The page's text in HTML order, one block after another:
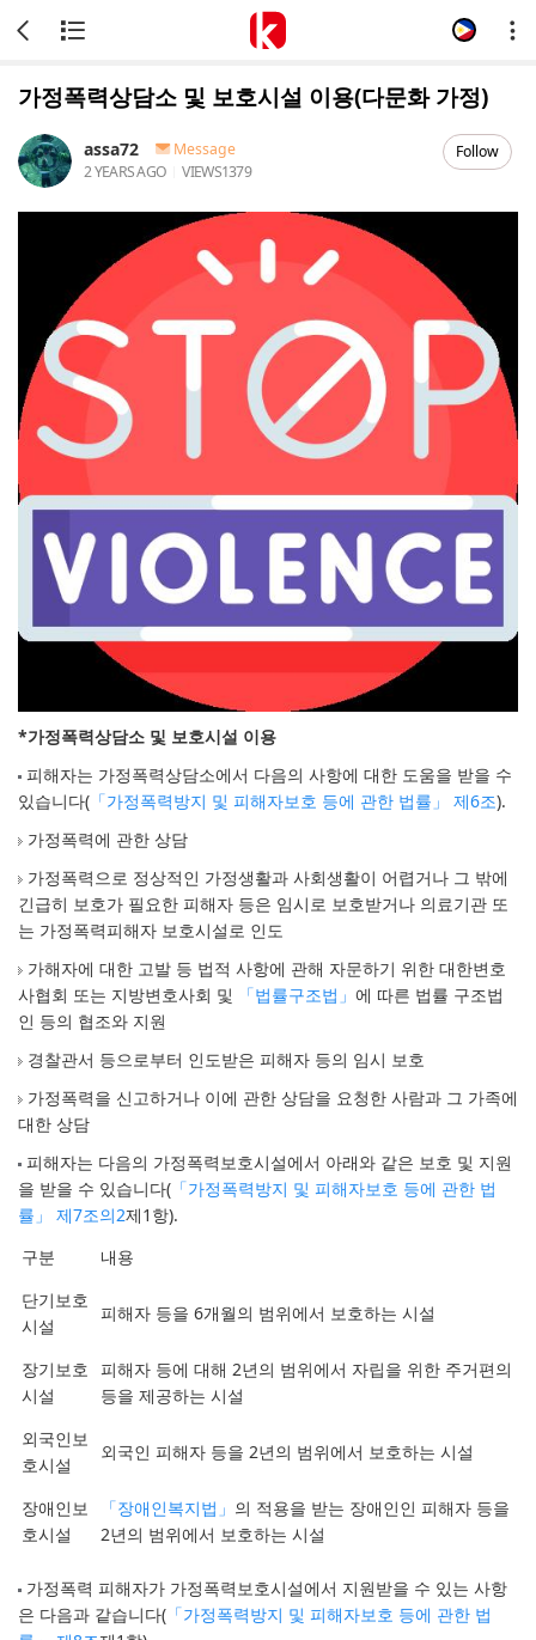
가정폭력상담소 및 보호시설 이용(다문화 가정)
assa72
Message
2 YEARS AGO
VIEWS1379
Follow
*가정폭력상담소 및 보호시설 이용
피해자는 가정폭력상담소에서 다음의 사항에 대한 도움을 받을 수
있습니다( 「가정폭력방지 및 피해자보호 등에 관한 법률」 제6조).
가정폭력에 관한 상담
가정폭력으로 정상적인 가정생활과 사회생활이 어렵거나 그 밖에
긴급히 보호가 필요한 피해자 등은 임시로 보호받거나 의료기관 또
는 가정폭력피해자 보호시설로 인도
가해자에 대한 고발 등 법적 사항에 관해 자문하기 위한 대한변호
사협회 또는 지방변호사회 및
「법률구조법」 에 따른 법률 구조법
인 등의 협조와 지원
경찰관서 등으로부터 인도받은 피해자 등의 임시 보호
가정폭력을 신고하거나 이에 관한 상담을 요청한 사람과 그 가족에
대한 상담
피해자는 다음의 가정폭력보호시설에서 아래와 같은 보호 및 지원
을 받을 수 있습니다( 「가정폭력방지 및 피해자보호 등에 관한 법
률」 제7조의2제1항).
구분
내용
단기보호
시설
피해자 등을 6개월의 범위에서 보호하는 시설
장기보호
시설
피해자 등에 대해 2년의 범위에서 자립을 위한 주거편의
등을 제공하는 시설
외국인보
호시설
외국인 피해자 등을 2년의 범위에서 보호하는 시설
장애인보
호시설
「장애인복지법」 의 적용을 받는 장애인인 피해자 등을
2년의 범위에서 보호하는 시설
가정폭력 피해자가 가정폭력보호시설에서 지원받을 수 있는 사항
은 다음과 같습니다( 「가정폭력방지 및 피해자보호 등에 관한 법